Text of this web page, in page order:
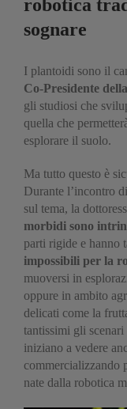
robotica
sognare
I plantoidi sono il
Co-Presidente
gli studiosi che
quella che
esplorare il suolo.
Ma tutto questo è
Durante l’incontro
sul tema, la
morbidi sono
parti rigide e hanno
impossibili per la
muoversi in
oppure in ambito
delicati come la
tantissimi gli scenari
iniziano a vedere
commercializzando
nate dalla robotica